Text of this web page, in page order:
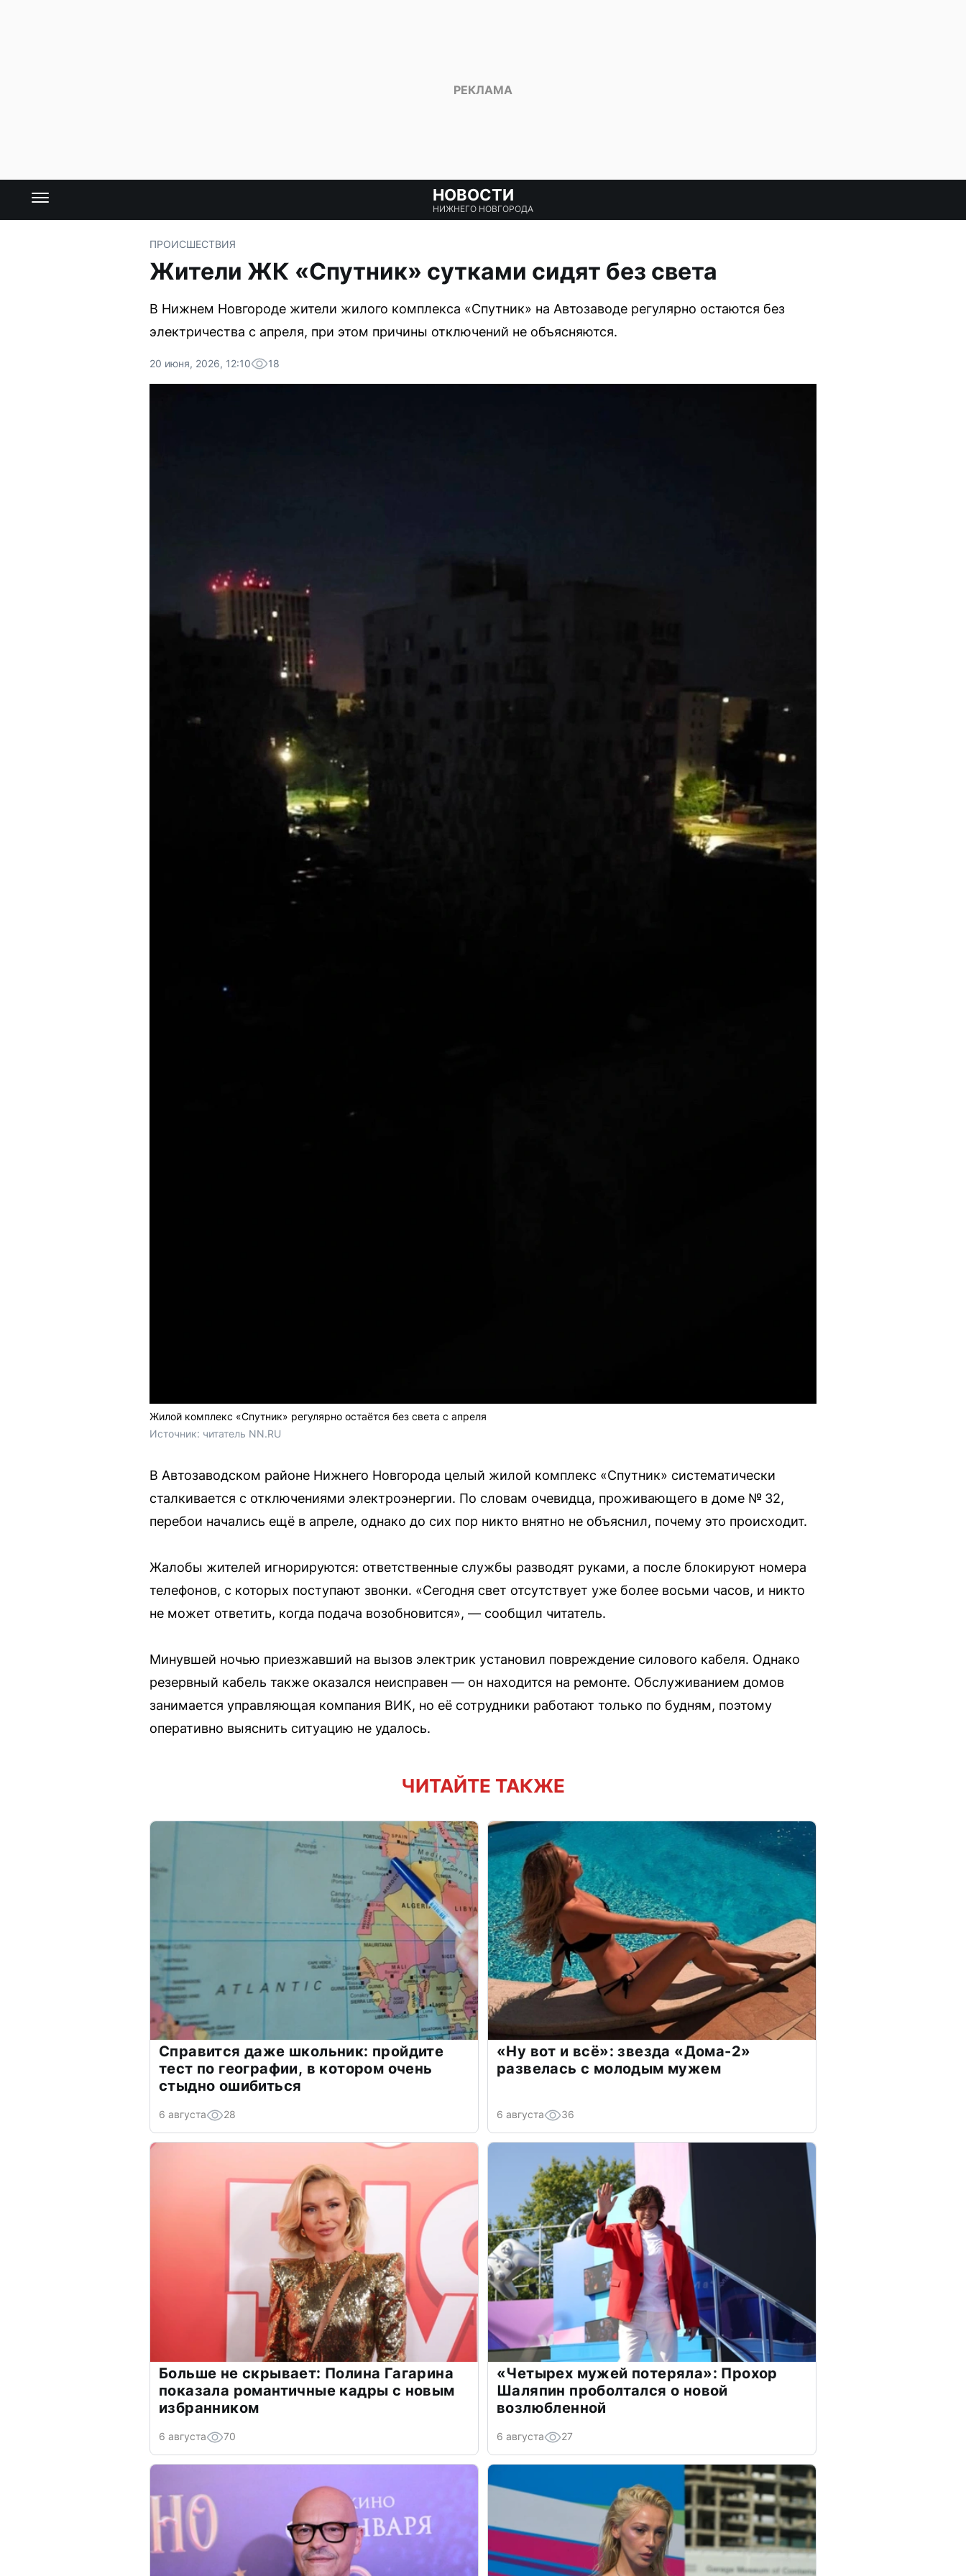
НОВОСТИ
НИЖНЕГО НОВГОРОДА
ПРОИСШЕСТВИЯ
Жители ЖК «Спутник» сутками сидят без света
В Нижнем Новгороде жители жилого комплекса «Спутник» на Автозаводе регулярно остаются без
электричества с апреля, при этом причины отключений не объясняются.
20 июня, 2026, 12:10 18
Жилой комплекс «Спутник» регулярно остаётся без света с апреля
Источник: читатель NN.RU
В Автозаводском районе Нижнего Новгорода целый жилой комплекс «Спутник» систематически
сталкивается с отключениями электроэнергии. По словам очевидца, проживающего в доме № 32,
перебои начались ещё в апреле, однако до сих пор никто внятно не объяснил, почему это происходит.
Жалобы жителей игнорируются: ответственные службы разводят руками, а после блокируют номера
телефонов, с которых поступают звонки. «Сегодня свет отсутствует уже более восьми часов, и никто
не может ответить, когда подача возобновится», — сообщил читатель.
Минувшей ночью приезжавший на вызов электрик установил повреждение силового кабеля. Однако
резервный кабель также оказался неисправен — он находится на ремонте. Обслуживанием домов
занимается управляющая компания ВИК, но её сотрудники работают только по будням, поэтому
оперативно выяснить ситуацию не удалось.
ЧИТАЙТЕ ТАКЖЕ
Справится даже школьник: пройдите
тест по географии, в котором очень
стыдно ошибиться
6 августа 28
«Ну вот и всё»: звезда «Дома-2»
развелась с молодым мужем
6 августа 36
Больше не скрывает: Полина Гагарина
показала романтичные кадры с новым
избранником
6 августа 70
«Четырех мужей потеряла»: Прохор
Шаляпин проболтался о новой
возлюбленной
6 августа 27